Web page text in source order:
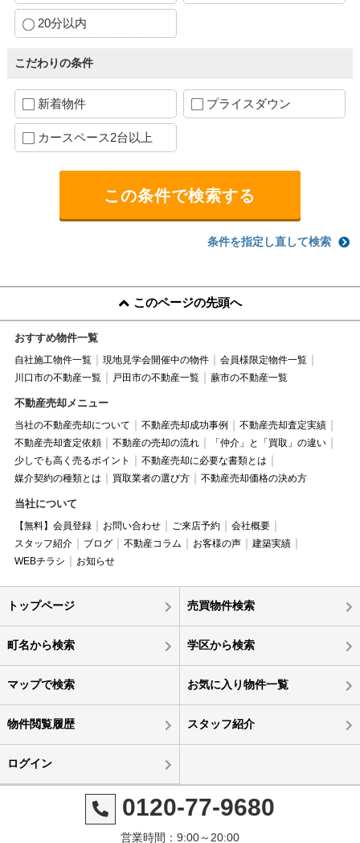
20分以内
こだわりの条件
新着物件 プライスダウン
カースペース2台以上
条件を指定し直して検索
このページの先頭へ
おすすめ物件一覧
自社施工物件一覧 現地見学会開催中の物件
会員様限定物件一覧
川口市の不動産一覧
戸田市の不動産一覧 蕨市の不動産一覧
不動産売却メニュー
当社の不動産売却について 不動産売却成功事例
不動産売却査定実績
不動産売却査定依頼
不動産の売却の流れ
「仲介」と「買取」の違い
少しでも高く売るポイント
不動産売却に必要な書類とは
媒介契約の種類とは
買取業者の選び方 不動産売却価格の決め方
当社について
【無料】会員登録 お問い合わせ ご来店予約
会社概要
スタッフ紹介
ブログ 不動産コラム お客様の声
建築実績
WEBチラシ
お知らせ
トップページ 売買物件検索
町名から検索 学区から検索
マップで検索 お気に入り物件一覧
物件閲覧履歴 スタッフ紹介
ログイン
0120-77-9680
営業時間：9:00～20:00